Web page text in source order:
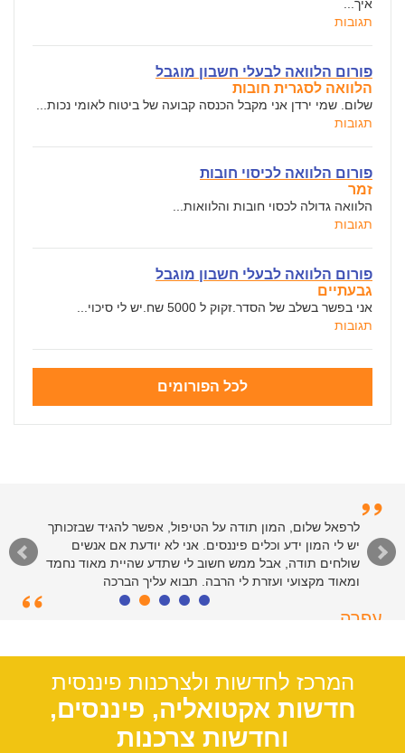
איך...
תגובות
פורום הלוואה לבעלי חשבון מוגבל
הלוואה לסגרית חובות
שלום. שמי ירדן אני מקבל הכנסה קבועה של ביטוח לאומי נכות...
תגובות
פורום הלוואה לכיסוי חובות
זמר
הלוואה גדולה לכסוי חובות והלוואות...
תגובות
פורום הלוואה לבעלי חשבון מוגבל
גבעתיים
אני בפשר בשלב של הסדר.זקוק ל 5000 שח.יש לי סיכוי...
תגובות
לכל הפורומים
לרפאל שלום, המון תודה על הטיפול, אפשר להגיד שבזכותך
יש לי המון ידע וכלים פיננסים. אני לא יודעת אם אנשים
שולחים תודה, אבל ממש חשוב לי שתדע שהיית מאוד נחמד
ומאוד מקצועי ועזרת לי הרבה. תבוא עליך הברכה
עפרה
המרכז לחדשות ולצרכנות פיננסית
חדשות אקטואליה, פיננסים,
וחדשות צרכנות